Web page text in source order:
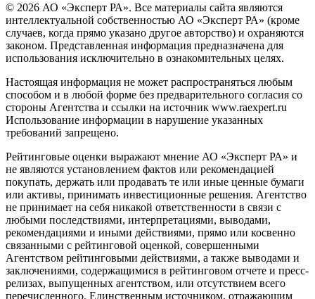
© 2026 АО «Эксперт РА». Все материалы сайта являются
интеллектуальной собственностью АО «Эксперт РА» (кроме
случаев, когда прямо указано другое авторство) и охраняются
законом. Представленная информация предназначена для
использования исключительно в ознакомительных целях.
Настоящая информация не может распространяться любым
способом и в любой форме без предварительного согласия со
стороны Агентства и ссылки на источник www.raexpert.ru
Использование информации в нарушение указанных
требований запрещено.
Рейтинговые оценки выражают мнение АО «Эксперт РА» и
не являются установлением фактов или рекомендацией
покупать, держать или продавать те или иные ценные бумаги
или активы, принимать инвестиционные решения. Агентство
не принимает на себя никакой ответственности в связи с
любыми последствиями, интерпретациями, выводами,
рекомендациями и иными действиями, прямо или косвенно
связанными с рейтинговой оценкой, совершенными
Агентством рейтинговыми действиями, а также выводами и
заключениями, содержащимися в рейтинговом отчете и пресс-
релизах, выпущенных агентством, или отсутствием всего
перечисленного. Единственным источником, отражающим